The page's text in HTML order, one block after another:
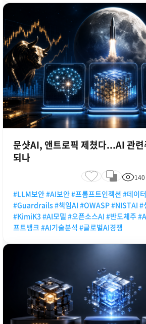
문샷AI, 앤트로픽 제쳤다...AI 관련
되나
140
#LLM보안 #AI보안 #프롬프트인젝션 #데이
#Guardrails #책임AI #OWASP #NISTAI #
#KimiK3 #AI모델 #오픈소스AI #반도체주
프트뱅크 #AI기술분석 #글로벌AI경쟁